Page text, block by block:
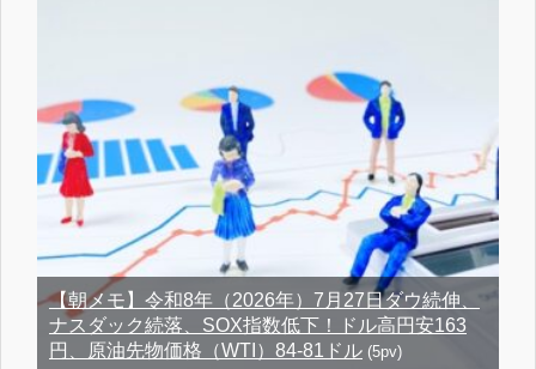
【朝メモ】令和8年（2026年）7月27日ダウ続伸、
ナスダック続落、SOX指数低下！ドル高円安163
円、原油先物価格（WTI）84-81ドル (5pv)